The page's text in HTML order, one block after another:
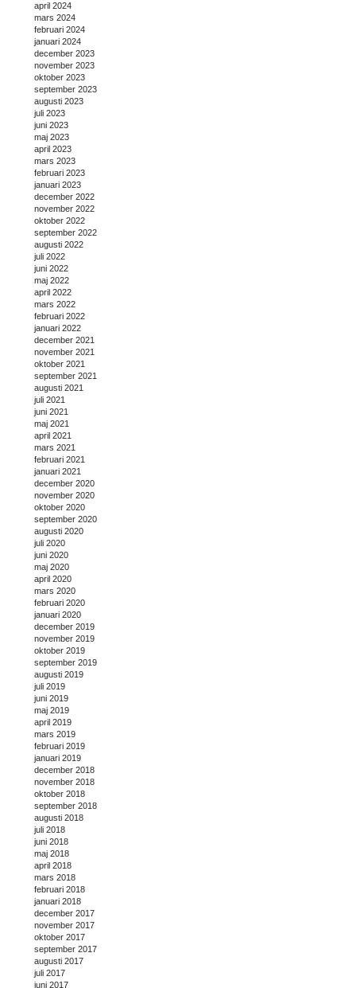
april 2024
mars 2024
februari 2024
januari 2024
december 2023
november 2023
oktober 2023
september 2023
augusti 2023
juli 2023
juni 2023
maj 2023
april 2023
mars 2023
februari 2023
januari 2023
december 2022
november 2022
oktober 2022
september 2022
augusti 2022
juli 2022
juni 2022
maj 2022
april 2022
mars 2022
februari 2022
januari 2022
december 2021
november 2021
oktober 2021
september 2021
augusti 2021
juli 2021
juni 2021
maj 2021
april 2021
mars 2021
februari 2021
januari 2021
december 2020
november 2020
oktober 2020
september 2020
augusti 2020
juli 2020
juni 2020
maj 2020
april 2020
mars 2020
februari 2020
januari 2020
december 2019
november 2019
oktober 2019
september 2019
augusti 2019
juli 2019
juni 2019
maj 2019
april 2019
mars 2019
februari 2019
januari 2019
december 2018
november 2018
oktober 2018
september 2018
augusti 2018
juli 2018
juni 2018
maj 2018
april 2018
mars 2018
februari 2018
januari 2018
december 2017
november 2017
oktober 2017
september 2017
augusti 2017
juli 2017
juni 2017